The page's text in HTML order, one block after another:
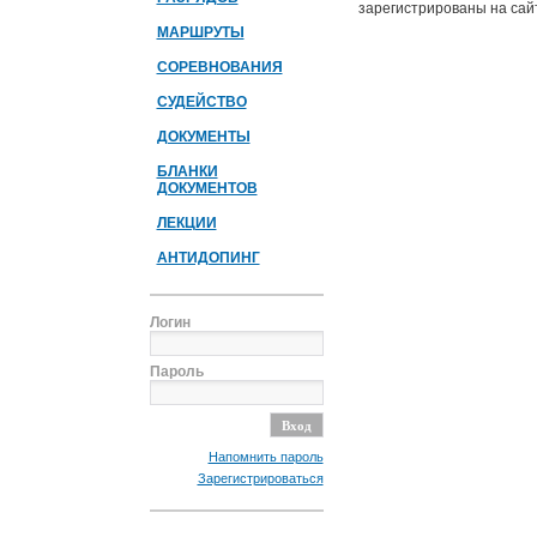
МАРШРУТЫ
СОРЕВНОВАНИЯ
СУДЕЙСТВО
ДОКУМЕНТЫ
БЛАНКИ
ДОКУМЕНТОВ
ЛЕКЦИИ
АНТИДОПИНГ
Логин
Пароль
Напомнить пароль
Зарегистрироваться
зарегистрированы на